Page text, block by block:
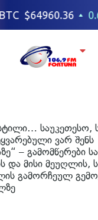
საუკეთესო,
ვარ შენს
– გამომწერები
და მისი მეუღლის,
გამორჩეულ